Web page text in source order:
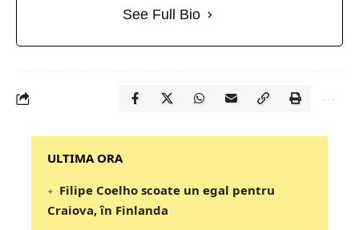
See Full Bio
‎‎‎‎‎‎‎ULTIMA ORA
Filipe Coelho scoate un egal pentru
Craiova, în Finlanda